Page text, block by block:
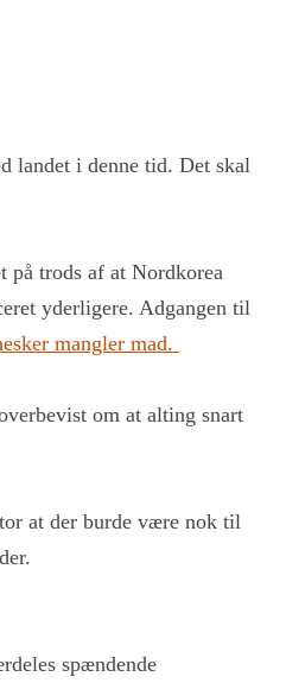
landet i denne tid. Det skal
på trods af at Nordkorea
yderligere. Adgangen til
mangler mad.
om at alting snart
at der burde være nok til
spændende